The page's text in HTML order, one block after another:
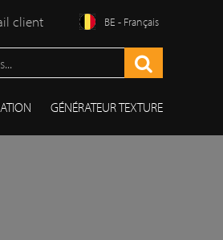
client BE - Français
GÉNÉRATEUR TEXTURE